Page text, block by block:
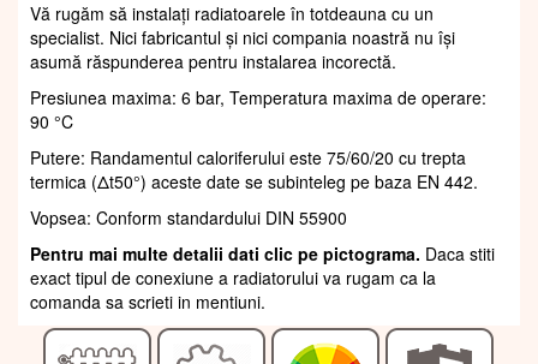
Vă rugăm să instalați radiatoarele în totdeauna cu un
specialist. Nici fabricantul și nici compania noastră nu își
asumă răspunderea pentru instalarea incorectă.
Presiunea maxima: 6 bar, Temperatura maxima de operare:
90 °C
Putere: Randamentul caloriferului este 75/60/20 cu trepta
termica (Δt50°) aceste date se subinteleg pe baza EN 442.
Vopsea: Conform standardului DIN 55900
Pentru mai multe detalii dati clic pe pictograma. Daca stiti
exact tipul de conexiune a radiatorului va rugam ca la
comanda sa scrieti in mentiuni.